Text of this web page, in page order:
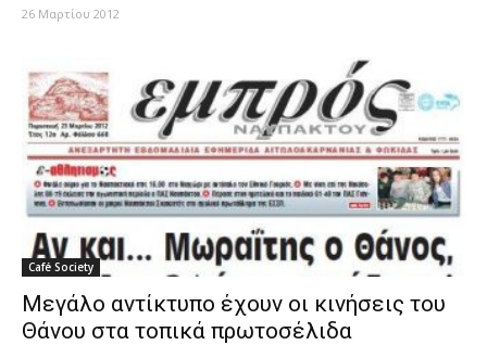
26 Μαρτίου 2012
Café Society
Μεγάλο αντίκτυπο έχουν οι κινήσεις του
Θάνου στα τοπικά πρωτοσέλιδα